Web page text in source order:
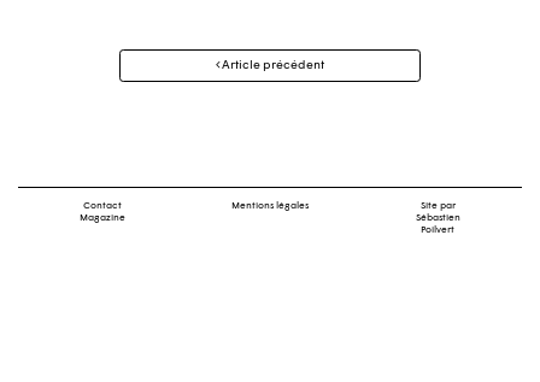
Navigation
Article précédent
Contact
Magazine
Mentions légales
Site par
Sébastien
Poilvert